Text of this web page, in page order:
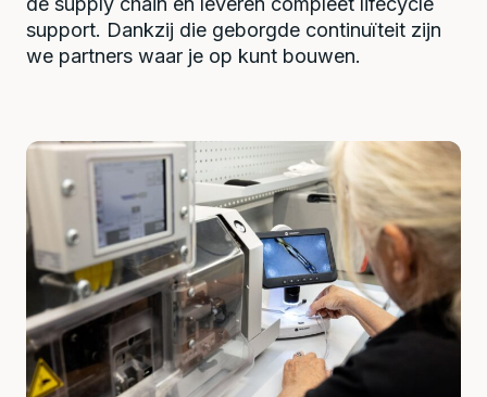
support. Dankzij die geborgde continuïteit zijn
we partners waar je op kunt bouwen.